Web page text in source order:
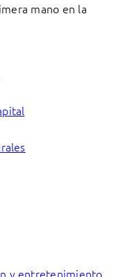
mano en la
y entretenimiento